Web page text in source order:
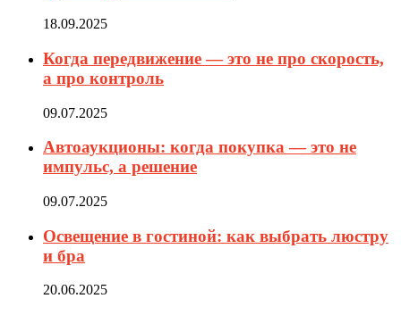
18.09.2025
Когда передвижение — это не про скорость,
а про контроль
09.07.2025
Автоаукционы: когда покупка — это не
импульс, а решение
09.07.2025
Освещение в гостиной: как выбрать люстру
и бра
20.06.2025